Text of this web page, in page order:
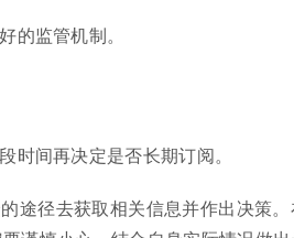
的监管机制。
间再决定是否长期订阅。
途径去获取相关信息并作出决策